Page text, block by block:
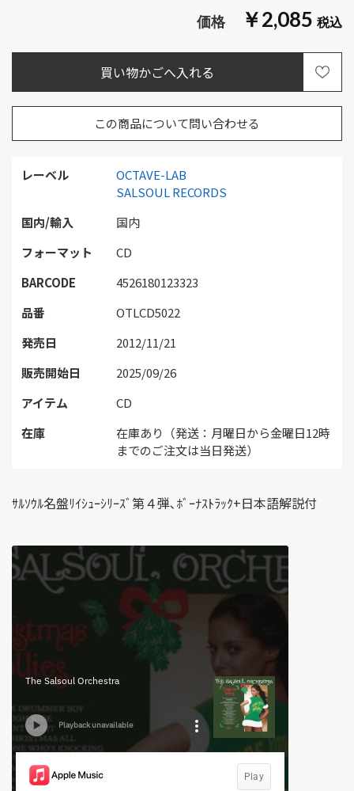
￥2,085
レーベル
OCTAVE-LAB
SALSOUL RECORDS
国内/輸入
国内
フォーマット
CD
BARCODE
4526180123323
品番
OTLCD5022
発売日
2012/11/21
販売開始日
2025/09/26
アイテム
CD
在庫
在庫あり（発送：月曜日から金曜日12時
までのご注文は当日発送）
この商品について問い合わせる
ｻﾙｿｳﾙ名盤ﾘｲｼｭｰｼﾘｰｽﾞ第４弾､ﾎﾞｰﾅｽﾄﾗｯｸ+日本語解説付